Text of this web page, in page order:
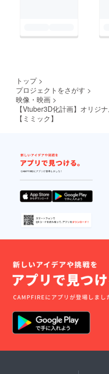
トップ >
プロジェクトをさがす >
映像・映画 >
【Vtuber3D化計画】オリジ
【ミミック】